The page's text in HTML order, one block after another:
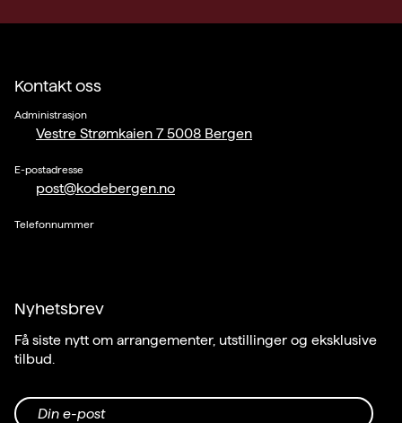
Kontakt oss
Administrasjon
Vestre Strømkaien 7 5008 Bergen
E-postadresse
post@kodebergen.no
Telefonnummer
Nyhetsbrev
Få siste nytt om arrangementer, utstillinger og eksklusive
tilbud.
Din e-post